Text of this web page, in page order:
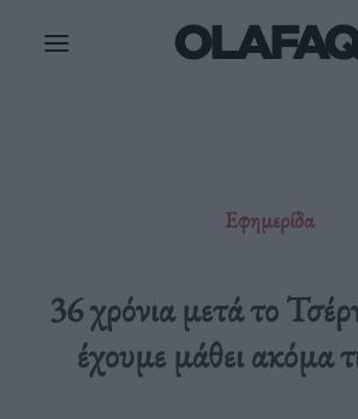
Εφημερίδα
36 χρόνια μετά το
έχουμε μάθει ακόμα